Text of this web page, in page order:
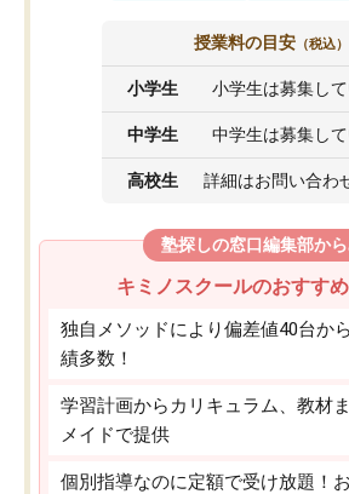
授業料の目安 （税込）
小学生 小学生は募集し
中学生 中学生は募集し
高校生 詳細はお問い合わ
塾探しの窓口編集部か
キミノスクールのおすす
独自メソッドにより偏差値40台か
績多数！
学習計画からカリキュラム、教材
メイドで提供
個別指導なのに定額で受け放題！